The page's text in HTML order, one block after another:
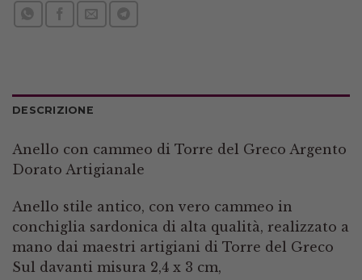
DESCRIZIONE
Anello con cammeo di Torre del Greco Argento
Dorato Artigianale
Anello stile antico, con vero cammeo in
conchiglia sardonica di alta qualità, realizzato a
mano dai maestri artigiani di Torre del Greco
Sul davanti misura 2,4 x 3 cm,